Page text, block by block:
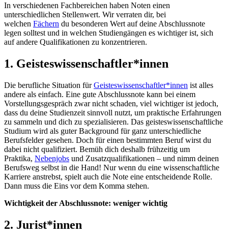
In verschiedenen Fachbereichen haben Noten einen
unterschiedlichen Stellenwert. Wir verraten dir, bei
welchen Fächern du besonderen Wert auf deine Abschlussnote
legen solltest und in welchen Studiengängen es wichtiger ist, sich
auf andere Qualifikationen zu konzentrieren.
1. Geisteswissenschaftler*innen
Die berufliche Situation fürGeisteswissenschaftler*innen ist alles
andere als einfach. Eine gute Abschlussnote kann bei einem
Vorstellungsgespräch zwar nicht schaden, viel wichtiger ist jedoch,
dass du deine Studienzeit sinnvoll nutzt, um praktische Erfahrungen
zu sammeln und dich zu spezialisieren. Das geisteswissenschaftliche
Studium wird als guter Background für ganz unterschiedliche
Berufsfelder gesehen. Doch für einen bestimmten Beruf wirst du
dabei nicht qualifiziert. Bemüh dich deshalb frühzeitig um
Praktika, Nebenjobs und Zusatzqualifikationen – und nimm deinen
Berufsweg selbst in die Hand! Nur wenn du eine wissenschaftliche
Karriere anstrebst, spielt auch die Note eine entscheidende Rolle.
Dann muss die Eins vor dem Komma stehen.
Wichtigkeit der Abschlussnote: weniger wichtig
2. Jurist*innen